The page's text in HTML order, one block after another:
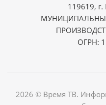
119619,
ОГРН:
2026 © Время ТВ.